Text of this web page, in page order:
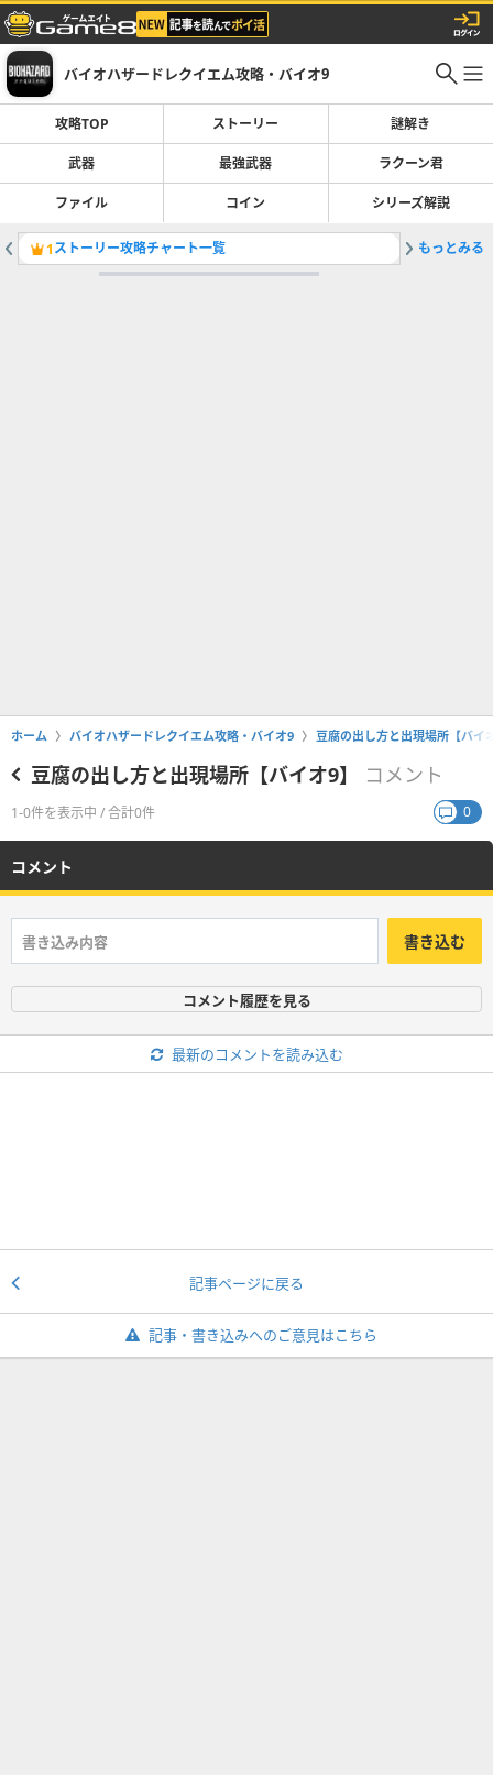
バイオハザードレクイエム攻略・バイオ9
攻略TOP ストーリー 謎解き
武器 最強武器 ラクーン君
ファイル コイン シリーズ解説
1ストーリー攻略チャート一覧 2金庫の
もっとみる
ホーム バイオハザードレクイエム攻略・バイオ9 豆腐の出し方と出現場所【バイ
豆腐の出し方と出現場所【バイオ9】 コメント
1-0件を表示中 / 合計0件 0
コメント
書き込む
コメント履歴を見る
最新のコメントを読み込む
記事ページに戻る
記事・書き込みへのご意見はこちら